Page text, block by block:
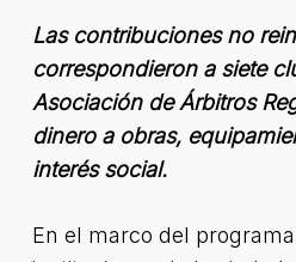
Las contribuciones no
correspondieron a siete
Asociación de Árbitros
dinero a obras,
interés social.
En el marco del